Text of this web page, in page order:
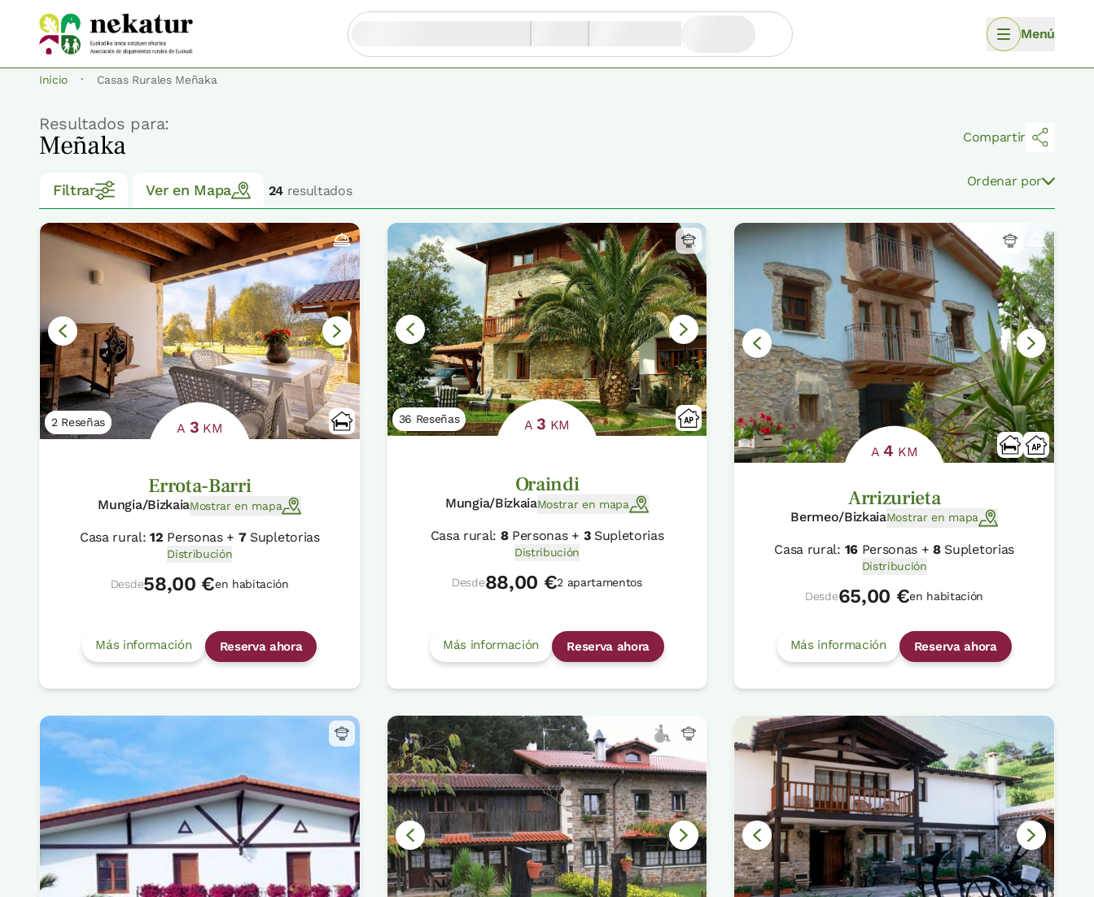
Menú
Inicio · Casas Rurales Meñaka
Resultados para:
Meñaka Compartir
Filtrar Ver en Mapa 24 resultados
Ordenar por
2 Reseñas A 3 KM
Errota-Barri
Mungia/BizkaiaMostrar en mapa
Casa rural:12 Personas + 7Supletorias
Distribución
Desde58,00 €en habitación
Más información Reserva ahora
36 Reseñas A 3 KM
Oraindi
Mungia/BizkaiaMostrar en mapa
Casa rural: 8Personas + 3Supletorias
Distribución
Desde88,00 €2 apartamentos
Más información Reserva ahora
A4 KM
Arrizurieta
Bermeo/BizkaiaMostrar en mapa
Casa rural: 16Personas +8Supletorias
Distribución
Desde65,00 €en habitación
Más información Reserva ahora